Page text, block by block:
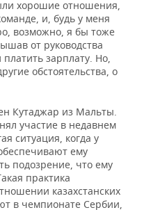
хорошие отношения,
и, будь у меня
возможно, я бы тоже
от руководства
зарплату. Но,
обстоятельства, о
Кутаджар из Мальты.
участие в недавнем
ситуация, когда у
ему
подозрение, что ему
практика
казахстанских
в чемпионате Сербии,